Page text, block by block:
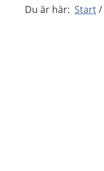
Du är här: Start